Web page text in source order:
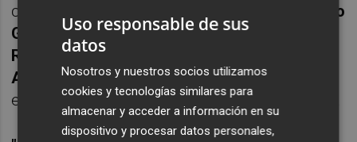
como
Jayson Granger, Cristian Díaz, Patricio
Garino, Dejan Kravic y el murciano Juan
Rubio, todos ellos con experiencia en la
ACB
, son un rival de cuidado, tal y como se
encargó de recordar Jordi Juste en la previa.
Uso responsable de sus
datos
Nosotros y nuestros socios utilizamos
cookies y tecnologías similares para
almacenar y acceder a información en su
dispositivo y procesar datos personales,